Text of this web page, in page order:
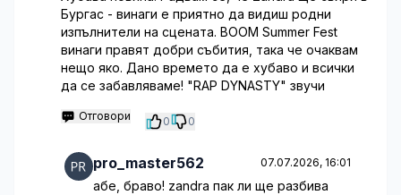
Бургас - винаги е приятно да видиш родни
изпълнители на сцената. BOOM Summer Fest
винаги правят добри събития, така че очаквам
нещо яко. Дано времето да е хубаво и всички
да се забавляваме! "RAP DYNASTY" звучи
Отговори 0 0
pro_master562 07.07.2026, 16:01
абе, браво! zandra пак ли ще разбива